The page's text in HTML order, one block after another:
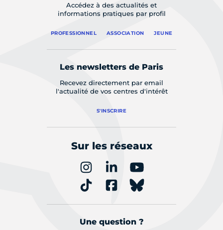
Accédez à des actualités et
informations pratiques par profil
PROFESSIONNEL ASSOCIATION JEUNE
Les newsletters de Paris
Recevez directement par email
l'actualité de vos centres d'intérêt
S'INSCRIRE
Sur les réseaux
Une question ?